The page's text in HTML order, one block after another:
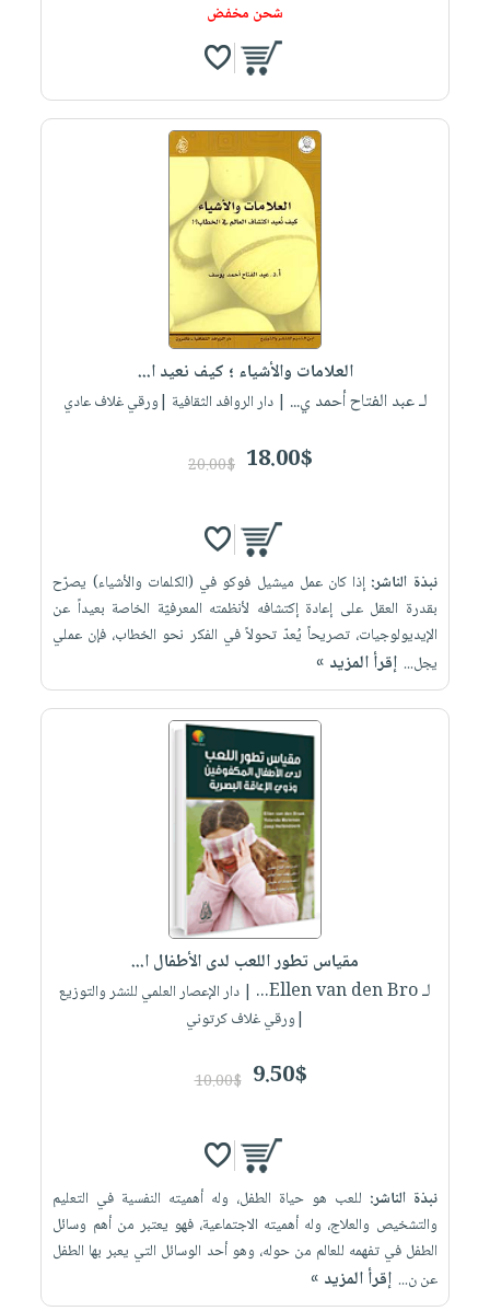
شحن مخفض
العلامات والأشياء ؛ كيف نعيد ا...
لـ عبد الفتاح أحمد ي... | دار الروافد الثقافية |ورقي غلاف عادي
18.00$
20.00$
نبذة الناشر: إذا كان عمل ميشيل فوكو في (الكلمات والأشياء) يصرّح
بقدرة العقل على إعادة إكتشافه لأنظمته المعرفيّة الخاصة بعيداً عن
الإيديولوجيات، تصريحاً يُعدّ تحولاً في الفكر نحو الخطاب، فإن عملي
يجل... إقرأ المزيد »
مقياس تطور اللعب لدى الأطفال ا...
لـ Ellen van den Bro...
| دار الإعصار العلمي للنشر والتوزيع
|ورقي غلاف كرتوني
9.50$
10.00$
نبذة الناشر: للعب هو حياة الطفل، وله أهميته النفسية في التعليم
والتشخيص والعلاج، وله أهميته الاجتماعية، فهو يعتبر من أهم وسائل
الطفل في تفهمه للعالم من حوله، وهو أحد الوسائل التي يعبر بها الطفل
عن ن... إقرأ المزيد »